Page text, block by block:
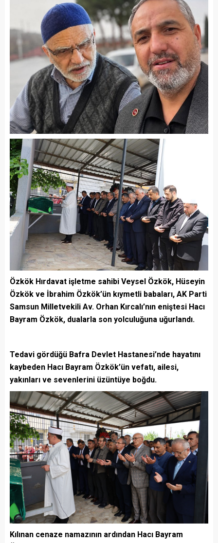
Özkök Hırdavat işletme sahibi Veysel Özkök, Hüseyin
Özkök ve İbrahim Özkök’ün kıymetli babaları, AK Parti
Samsun Milletvekili Av. Orhan Kırcalı’nın eniştesi Hacı
Bayram Özkök, dualarla son yolculuğuna uğurlandı.
Tedavi gördüğü Bafra Devlet Hastanesi’nde hayatını
kaybeden Hacı Bayram Özkök’ün vefatı, ailesi,
yakınları ve sevenlerini üzüntüye boğdu.
Kılınan cenaze namazının ardından Hacı Bayram